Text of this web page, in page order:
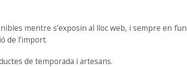
mentre s’exposin al lloc web, i sempre en
de l’import.
de temporada i artesans.